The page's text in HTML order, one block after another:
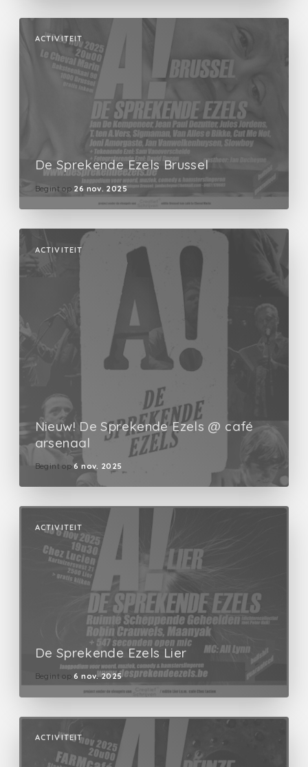
ACTIVITEIT
De Sprekende Ezels Brussel
Begint op 26 nov. 2025
ACTIVITEIT
Nieuw! De Sprekende Ezels @ café
arsenaal
Begint op 6 nov. 2025
ACTIVITEIT
De Sprekende Ezels Lier
Begint op 6 nov. 2025
ACTIVITEIT